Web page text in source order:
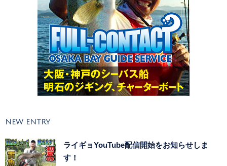
NEW ENTRY
ライギョYouTube配信開始をお知らせしま
す！